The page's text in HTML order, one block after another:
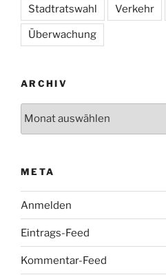
Stadtratswahl Verkehr
Überwachung
ARCHIV
META
Anmelden
Eintrags-Feed
Kommentar-Feed